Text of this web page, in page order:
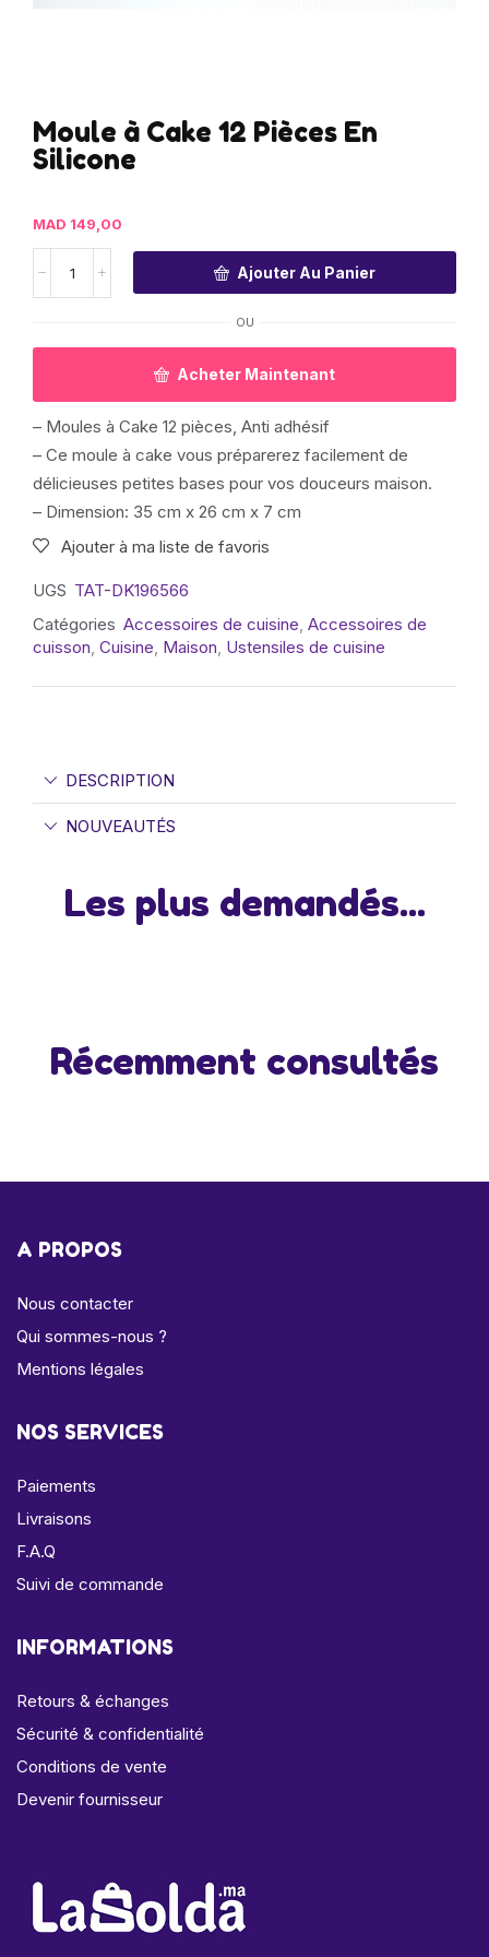
Moule à Cake 12 Pièces En
Silicone
MAD 149,00
Ajouter Au Panier
OU
Acheter Maintenant
– Moules à Cake 12 pièces, Anti adhésif
– Ce moule à cake vous préparerez facilement de
délicieuses petites bases pour vos douceurs maison.
– Dimension: 35 cm x 26 cm x 7 cm
Ajouter à ma liste de favoris
UGS TAT-DK196566
Catégories Accessoires de cuisine, Accessoires de
cuisson, Cuisine, Maison, Ustensiles de cuisine
DESCRIPTION
NOUVEAUTÉS
Les plus demandés...
Récemment consultés
A PROPOS
Nous contacter
Qui sommes-nous ?
Mentions légales
NOS SERVICES
Paiements
Livraisons
F.A.Q
Suivi de commande
INFORMATIONS
Retours & échanges
Sécurité & confidentialité
Conditions de vente
Devenir fournisseur